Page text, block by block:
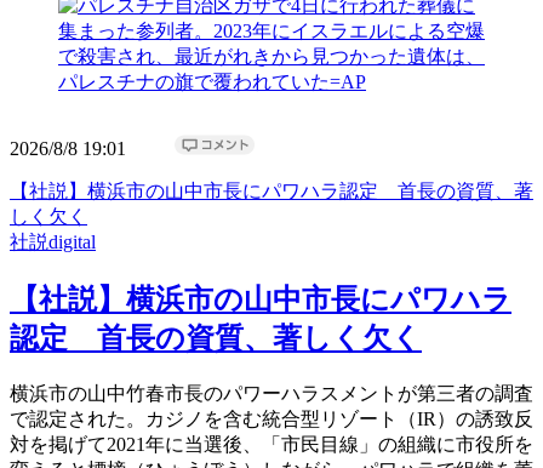
2026/8/8 19:01
【社説】横浜市の山中市長にパワハラ認定 首長の資質、著
しく欠く
社説digital
【社説】横浜市の山中市長にパワハラ
認定 首長の資質、著しく欠く
横浜市の山中竹春市長のパワーハラスメントが第三者の調査
で認定された。カジノを含む統合型リゾート（IR）の誘致反
対を掲げて2021年に当選後、「市民目線」の組織に市役所を